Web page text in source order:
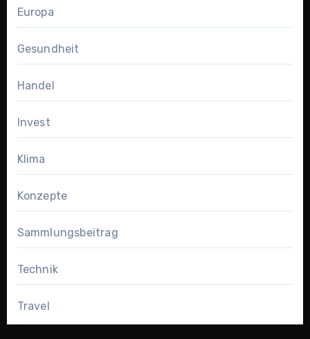
Europa
Gesundheit
Handel
Invest
Klima
Konzepte
Sammlungsbeitrag
Technik
Travel